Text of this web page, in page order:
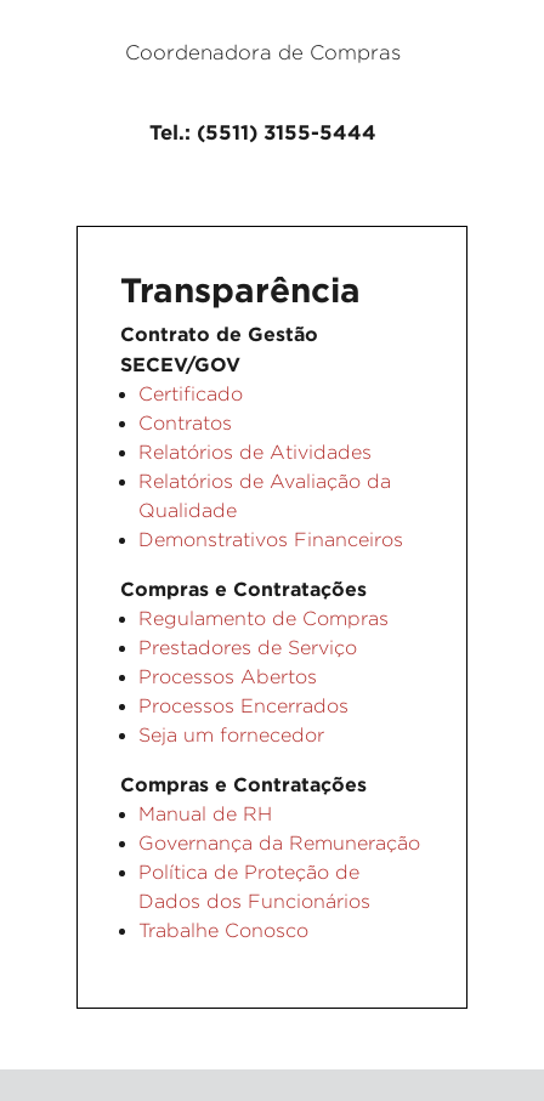
Coordenadora de Compras
Tel.: (5511) 3155-5444
Transparência
Contrato de Gestão
SECEV/GOV
Certificado
Contratos
Relatórios de Atividades
Relatórios de Avaliação da
Qualidade
Demonstrativos Financeiros
Compras e Contratações
Regulamento de Compras
Prestadores de Serviço
Processos Abertos
Processos Encerrados
Seja um fornecedor
Compras e Contratações
Manual de RH
Governança da Remuneração
Política de Proteção de
Dados dos Funcionários
Trabalhe Conosco